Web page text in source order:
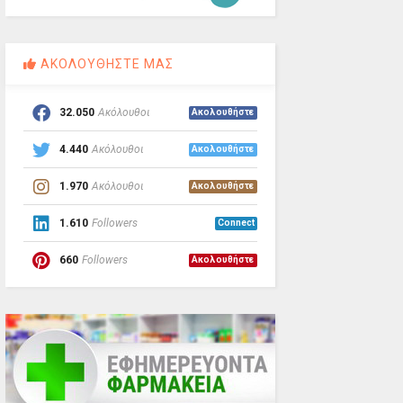
ΑΚΟΛΟΥΘΗΣΤΕ ΜΑΣ
32.050 Ακόλουθοι Ακολουθήστε
4.440 Ακόλουθοι Ακολουθήστε
1.970 Ακόλουθοι Ακολουθήστε
1.610 Followers Connect
660 Followers Ακολουθήστε